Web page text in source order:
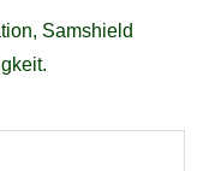
Samshield